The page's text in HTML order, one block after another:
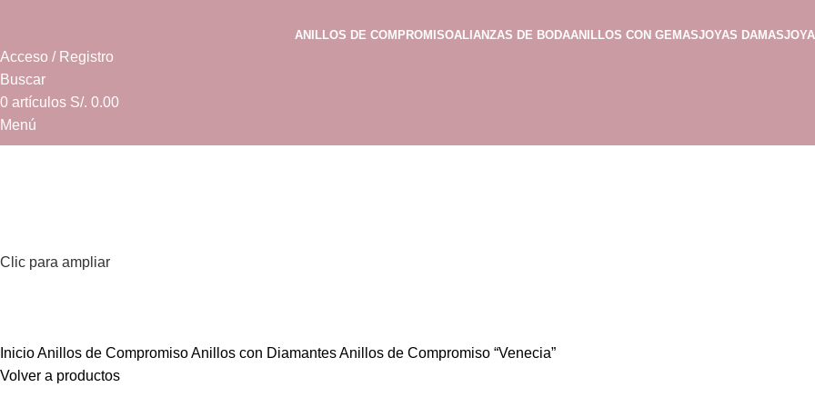
ANILLOS DE COMPROMISOALIANZAS DE BODAANILLOS CON GEMASJOYAS DAMAS
Acceso / Registro
Buscar
0 artículos S/. 0.00
Menú
Clic para ampliar
InicioAnillos de CompromisoAnillos con DiamantesAnillos de Compromiso “Venecia”
Volver a productos